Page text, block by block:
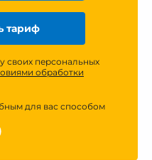
тариф
своих персональных
обработки
для вас способом